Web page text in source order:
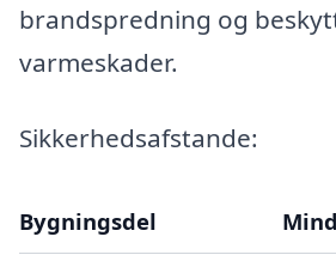
brandspredning og
varmeskader.
Sikkerhedsafstande:
Bygningsdel